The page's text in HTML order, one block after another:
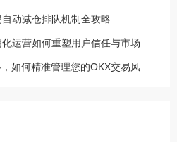
动减仓排队机制全攻略